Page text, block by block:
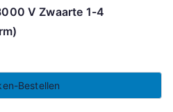
V Zwaarte 1-4
Bestellen